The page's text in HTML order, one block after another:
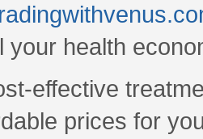
your health
effective
prices for